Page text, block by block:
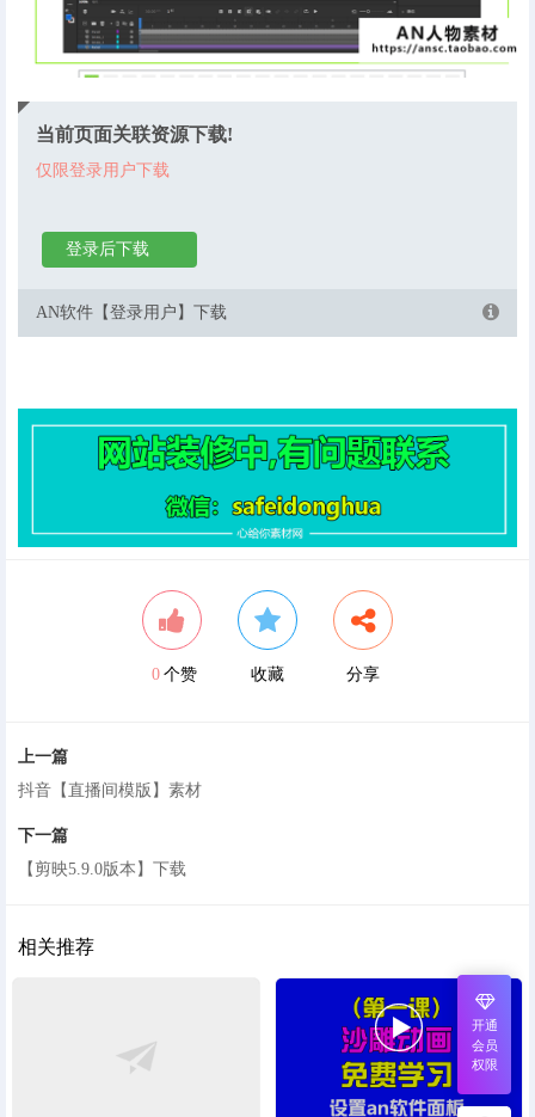
当前页面关联资源下载!
仅限登录用户下载
登录后下载
AN软件【登录用户】下载
0 个赞 收藏 分享
上一篇
抖音【直播间模版】素材
下一篇
【剪映5.9.0版本】下载
相关推荐

开通
会员
权限